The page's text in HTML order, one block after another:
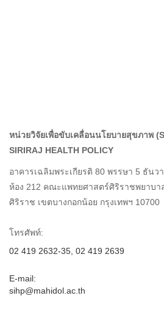
หน่วยวิจัยเพื่อขับเคลื่อนนโยบายสุขภาพ
SIRIRAJ HEALTH POLICY
อาคารเฉลิมพระเกียรติ 80 พรรษา 5 ธันว
ห้อง 212 คณะแพทยศาสตร์ศิริราชพยาบา
ศิริราช เขตบางกอกน้อย กรุงเทพฯ 10700
โทรศัพท์:
02 419 2632-35, 02 419 2639
E-mail:
sihp@mahidol.ac.th